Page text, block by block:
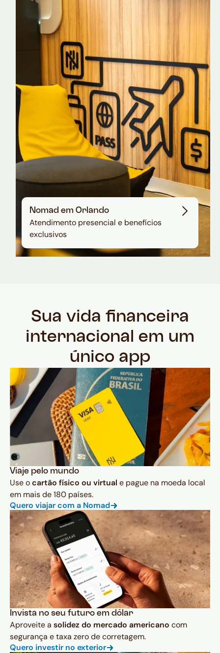
Nomad Explorer
Cartão de crédito brasileiro com cashback
em dólar
Nomad em Orlando
Atendimento presencial e benefícios
exclusivos
Sua vida financeira
internacional em um
único app
Viaje pelo mundo
Use ocartão físico ou virtual e pague na moeda local
em mais de 180 países.
Quero viajar com a Nomad
Invista no seu futuro em dólar
Aproveite a solidez do mercado americano com
segurança e taxa zero de corretagem.
Quero investir no exterior